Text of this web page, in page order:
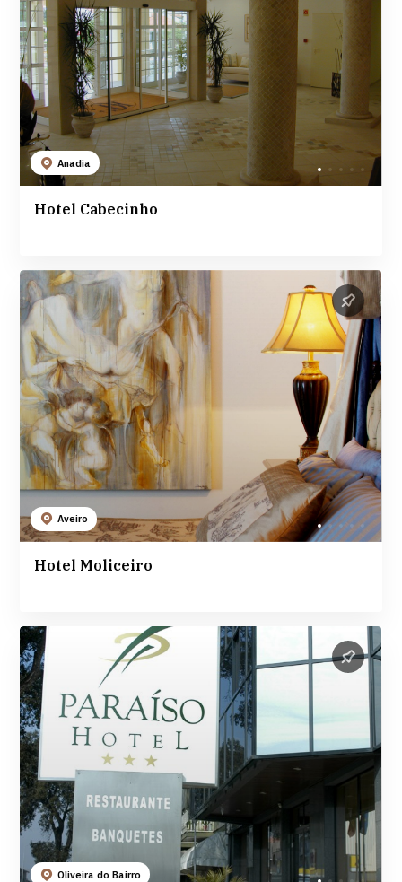
Anadia
Hotel Cabecinho
Aveiro
Hotel Moliceiro
Oliveira do Bairro